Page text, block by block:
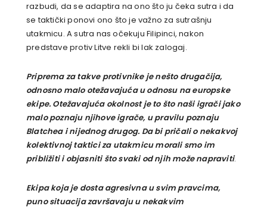
razbudi, da se adaptira na ono što ju čeka sutra i da
se taktički ponovi ono što je važno za sutrašnju
utakmicu. A sutra nas očekuju Filipinci, nakon
predstave protiv Litve rekli bi lak zalogaj.
Priprema za takve protivnike je nešto drugačija,
odnosno malo otežavajuća u odnosu na europske
ekipe. Otežavajuća okolnost je to što naši igrači jako
malo poznaju njihove igrače, u pravilu poznaju
Blatchea i nijednog drugog. Da bi pričali o nekakvoj
kolektivnoj taktici za utakmicu morali smo im
približiti i objasniti što svaki od njih može napraviti.
Ekipa koja je dosta agresivna u svim pravcima,
puno situacija završavaju u nekakvim